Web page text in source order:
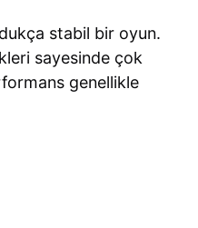
stabil bir oyun.
sayesinde çok
genellikle